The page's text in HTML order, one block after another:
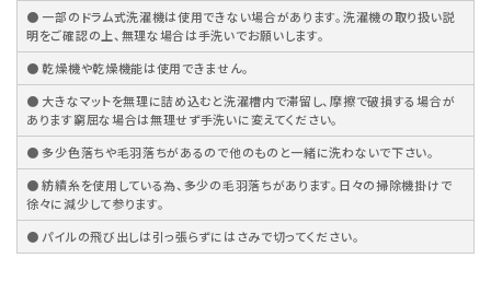
● 一部のドラム式洗濯機は使用できない場合があります。洗濯機の取り扱い説
明をご確認の上、無理な場合は手洗いでお願いします。
● 乾燥機や乾燥機能は使用できません。
● 大きなマットを無理に詰め込むと洗濯槽内で滞留し、摩擦で破損する場合が
あります窮屈な場合は無理せず手洗いに変えてください。
● 多少色落ちや毛羽落ちがあるので他のものと一緒に洗わないで下さい。
● 紡績糸を使用している為、多少の毛羽落ちがあります。日々の掃除機掛けで
徐々に減少して参ります。
● パイルの飛び出しは引っ張らずにはさみで切ってください。